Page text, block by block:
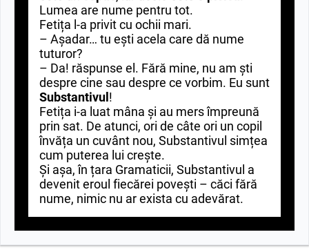
Lumea are nume pentru tot.
Fetița l-a privit cu ochii mari.
– Așadar… tu ești acela care dă nume
tuturor?
– Da! răspunse el. Fără mine, nu am ști
despre cine sau despre ce vorbim. Eu sunt
Substantivul !
Fetița i-a luat mâna și au mers împreună
prin sat. De atunci, ori de câte ori un copil
învăța un cuvânt nou, Substantivul simțea
cum puterea lui crește.
Și așa, în țara Gramaticii, Substantivul a
devenit eroul fiecărei povești – căci fără
nume, nimic nu ar exista cu adevărat.